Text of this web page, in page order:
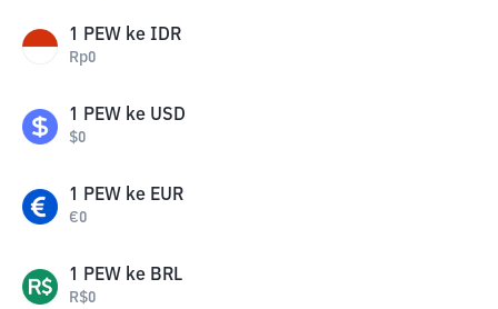
1 PEW ke IDR
Rp0
1 PEW ke USD
$0
1 PEW ke EUR
€0
1 PEW ke BRL
R$0